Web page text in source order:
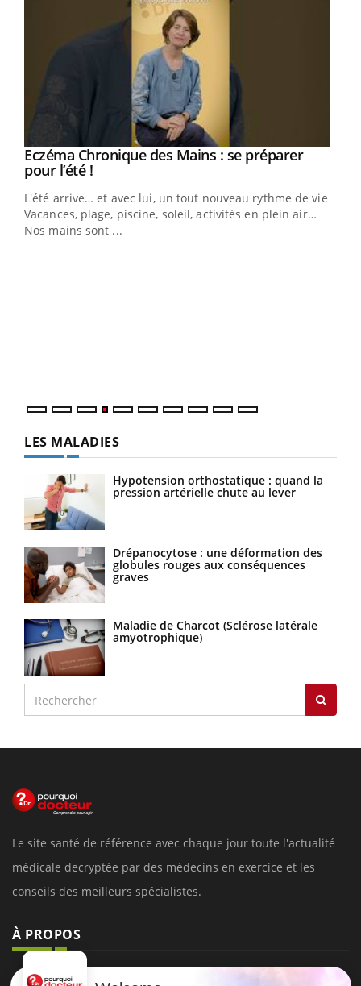
Youtube
Eczéma Chronique des Mains : se préparer
pour l’été !Youtube
L'été arrive… et avec lui, un tout nouveau rythme de vie !
Vacances, plage, piscine, soleil, activités en plein air…
Nos mains sont ...
LES MALADIES
Hypotension orthostatique : quand la
pression artérielle chute au lever
Drépanocytose : une déformation des
globules rouges aux conséquences
graves
Maladie de Charcot (Sclérose latérale
amyotrophique)
Le site santé de référence avec chaque jour toute l'actualité
médicale decryptée par des médecins en exercice et les
conseils des meilleurs spécialistes.
À PROPOS
Données personnelles et cookies